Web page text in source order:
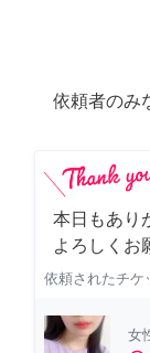
依頼者のみ
本日もあり
よろしくお
依頼されたチケ
女